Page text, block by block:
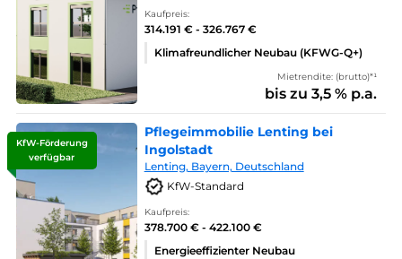
Kaufpreis:
314.191 € - 326.767 €
Klimafreundlicher Neubau (KFWG-Q+)
Mietrendite: (brutto)*¹
bis zu 3,5 % p.a.
KfW-Förderung
verfügbar
Pflegeimmobilie Lenting bei
Ingolstadt
Lenting, Bayern, Deutschland
KfW-Standard
Kaufpreis:
378.700 € - 422.100 €
Energieeffizienter Neubau